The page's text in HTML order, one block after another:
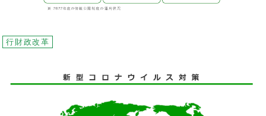
行財政改革